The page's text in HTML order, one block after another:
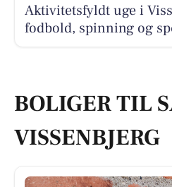
Aktivitetsfyldt uge i
fodbold, spinning og
BOLIGER TIL
VISSENBJERG